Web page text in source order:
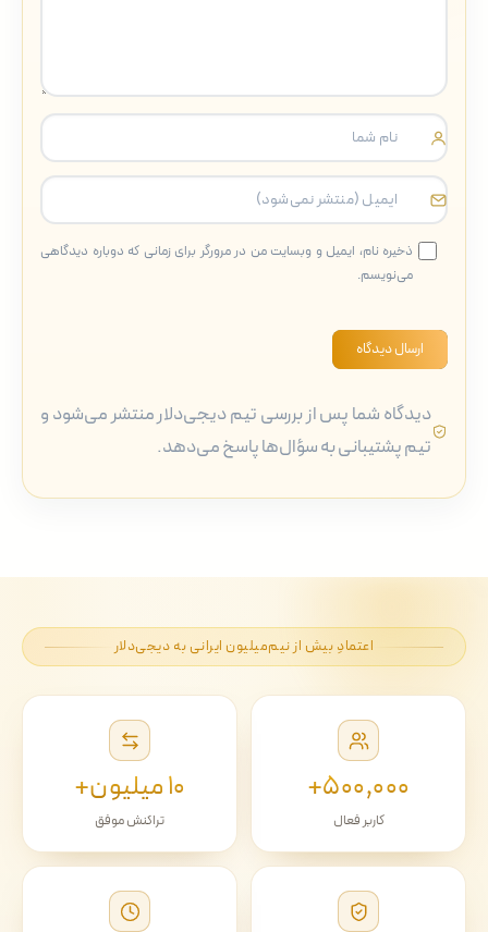
ذخیره نام، ایمیل و وبسایت من در مرورگر برای زمانی که دوباره دیدگاهی
می‌نویسم.
ارسال دیدگاه
دیدگاه شما پس از بررسی تیم دیجی‌دلار منتشر می‌شود و
تیم پشتیبانی به سؤال‌ها پاسخ می‌دهد.
اعتمادِ بیش از نیم‌میلیون ایرانی به دیجی‌دلار
۵۰۰٬۰۰۰+
کاربر فعال
۱۰ میلیون+
تراکنش موفق